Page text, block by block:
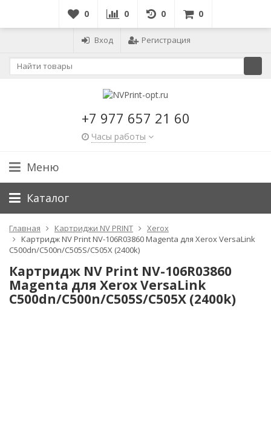
0 0 0 0
Вход Регистрация
+7 977 657 21 60
Часы работы
Меню
Каталог
Главная Картриджи NV PRINT
Xerox
Картридж NV Print NV-106R03860 Magenta для Xerox VersaLink
C500dn/C500n/C505S/C505X (2400k)
Картридж NV Print NV-106R03860
Magenta для Xerox VersaLink
C500dn/C500n/C505S/C505X (2400k)